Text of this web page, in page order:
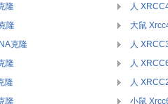
隆
人
隆
大鼠
克隆
人
隆
人
隆
人
隆
小鼠